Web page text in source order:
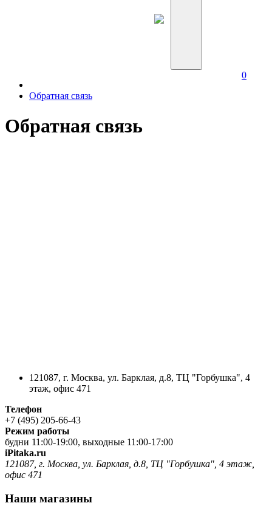
0
Обратная связь
Обратная связь
121087, г. Москва, ул. Барклая, д.8, ТЦ "Горбушка", 4
этаж, офис 471
Телефон
+7 (495) 205-66-43
Режим работы
будни 11:00-19:00, выходные 11:00-17:00
iPitaka.ru
121087, г. Москва, ул. Барклая, д.8, ТЦ "Горбушка", 4 этаж,
офис 471
Наши магазины